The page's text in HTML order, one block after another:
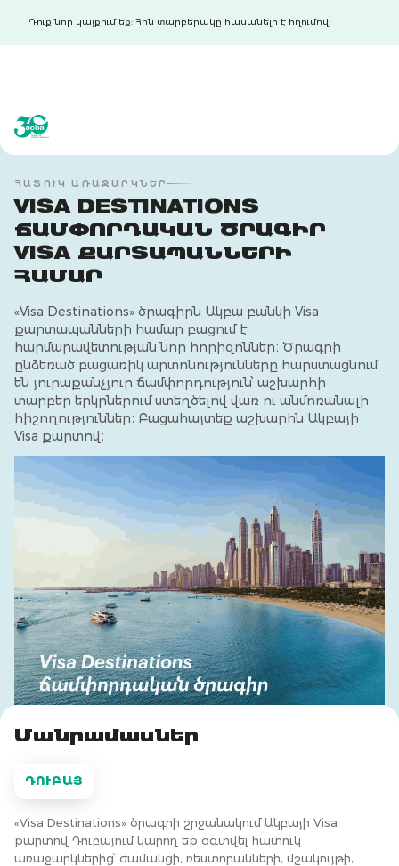
Դուք նոր կայքում եք: Հին տարբերակը հասանելի է հղումով:
ՀԱՏՈՒԿ ԱՌԱՋԱՐԿՆԵՐ
VISA DESTINATIONS
ՃԱՄՓՈՐԴԱԿԱՆ ԾՐԱԳԻՐ
VISA ՔԱՐՏԱՊԱՆՆԵՐԻ
ՀԱՄԱՐ
«Visa Destinations» ծրագիրն Ակբա բանկի Visa
քարտապանների համար բացում է
հարմարավետության նոր հորիզոններ։ Ծրագրի
ընձեռած բացառիկ արտոնությունները հարստացնում
են յուրաքանչյուր ճամփորդություն՝ աշխարհի
տարբեր երկրներում ստեղծելով վառ ու անմոռանալի
հիշողություններ։ Բացահայտեք աշխարհն Ակբայի
Visa քարտով։
Մանրամասներ
ԴՈՒԲԱՅ
«Visa Destinations» ծրագրի շրջանակում Ակբայի Visa
քարտով Դուբայում կարող եք օգտվել հատուկ
առաջարկներից՝ ժամանցի, ռեստորանների, մշակույթի,